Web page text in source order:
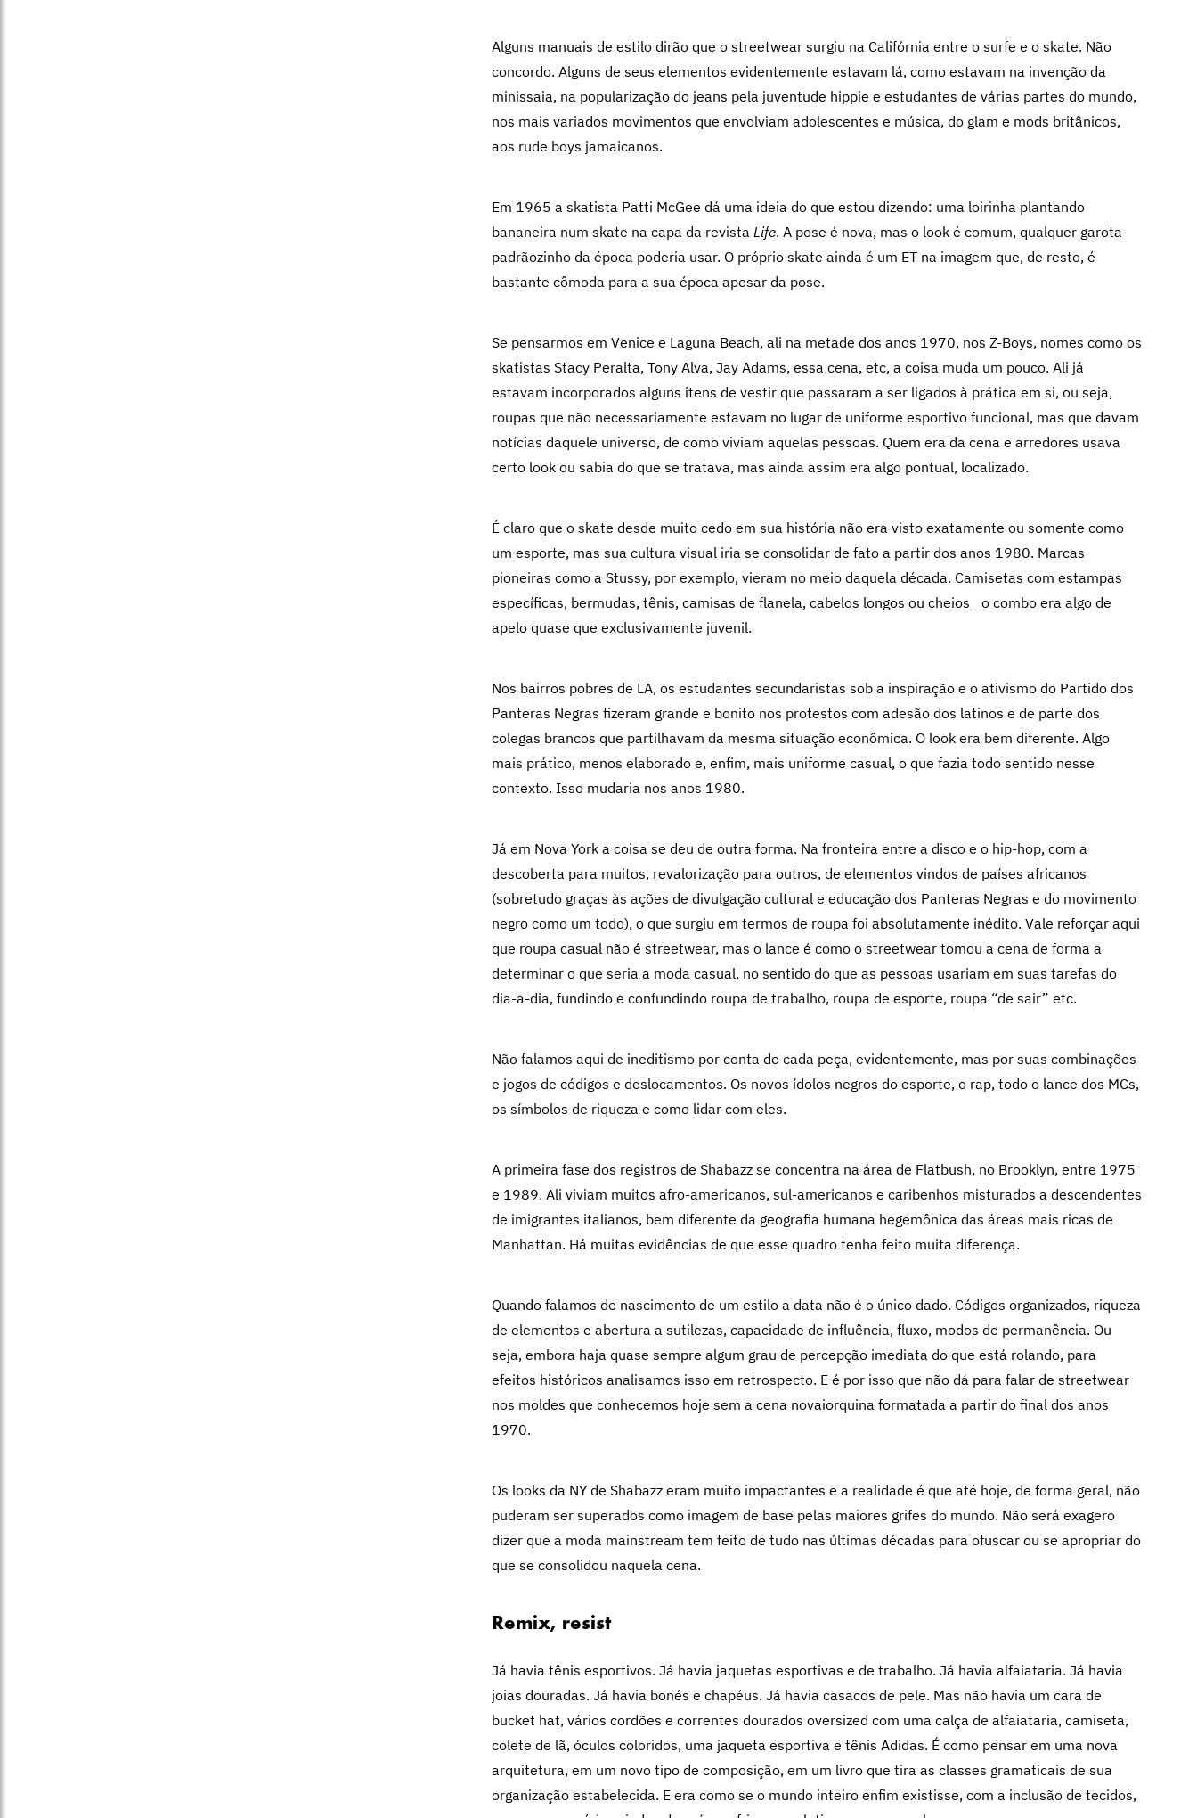
Alguns manuais de estilo dirão que o streetwear surgiu na Califórnia entre o surfe e o skate. Não
concordo. Alguns de seus elementos evidentemente estavam lá, como estavam na invenção da
minissaia, na popularização do jeans pela juventude hippie e estudantes de várias partes do mundo,
nos mais variados movimentos que envolviam adolescentes e música, do glam e mods britânicos,
aos rude boys jamaicanos.
Em 1965 a skatista Patti McGee dá uma ideia do que estou dizendo: uma loirinha plantando
bananeira num skate na capa da revista Life. A pose é nova, mas o look é comum, qualquer garota
padrãozinho da época poderia usar. O próprio skate ainda é um ET na imagem que, de resto, é
bastante cômoda para a sua época apesar da pose.
Se pensarmos em Venice e Laguna Beach, ali na metade dos anos 1970, nos Z-Boys, nomes como os
skatistas Stacy Peralta, Tony Alva, Jay Adams, essa cena, etc, a coisa muda um pouco. Ali já
estavam incorporados alguns itens de vestir que passaram a ser ligados à prática em si, ou seja,
roupas que não necessariamente estavam no lugar de uniforme esportivo funcional, mas que davam
notícias daquele universo, de como viviam aquelas pessoas. Quem era da cena e arredores usava
certo look ou sabia do que se tratava, mas ainda assim era algo pontual, localizado.
É claro que o skate desde muito cedo em sua história não era visto exatamente ou somente como
um esporte, mas sua cultura visual iria se consolidar de fato a partir dos anos 1980. Marcas
pioneiras como a Stussy, por exemplo, vieram no meio daquela década. Camisetas com estampas
específicas, bermudas, tênis, camisas de flanela, cabelos longos ou cheios_ o combo era algo de
apelo quase que exclusivamente juvenil.
Nos bairros pobres de LA, os estudantes secundaristas sob a inspiração e o ativismo do Partido dos
Panteras Negras fizeram grande e bonito nos protestos com adesão dos latinos e de parte dos
colegas brancos que partilhavam da mesma situação econômica. O look era bem diferente. Algo
mais prático, menos elaborado e, enfim, mais uniforme casual, o que fazia todo sentido nesse
contexto. Isso mudaria nos anos 1980.
Já em Nova York a coisa se deu de outra forma. Na fronteira entre a disco e o hip-hop, com a
descoberta para muitos, revalorização para outros, de elementos vindos de países africanos
(sobretudo graças às ações de divulgação cultural e educação dos Panteras Negras e do movimento
negro como um todo), o que surgiu em termos de roupa foi absolutamente inédito. Vale reforçar aqui
que roupa casual não é streetwear, mas o lance é como o streetwear tomou a cena de forma a
determinar o que seria a moda casual, no sentido do que as pessoas usariam em suas tarefas do
dia-a-dia, fundindo e confundindo roupa de trabalho, roupa de esporte, roupa “de sair” etc.
Não falamos aqui de ineditismo por conta de cada peça, evidentemente, mas por suas combinações
e jogos de códigos e deslocamentos. Os novos ídolos negros do esporte, o rap, todo o lance dos MCs,
os símbolos de riqueza e como lidar com eles.
A primeira fase dos registros de Shabazz se concentra na área de Flatbush, no Brooklyn, entre 1975
e 1989. Ali viviam muitos afro-americanos, sul-americanos e caribenhos misturados a descendentes
de imigrantes italianos, bem diferente da geografia humana hegemônica das áreas mais ricas de
Manhattan. Há muitas evidências de que esse quadro tenha feito muita diferença.
Quando falamos de nascimento de um estilo a data não é o único dado. Códigos organizados, riqueza
de elementos e abertura a sutilezas, capacidade de influência, fluxo, modos de permanência. Ou
seja, embora haja quase sempre algum grau de percepção imediata do que está rolando, para
efeitos históricos analisamos isso em retrospecto. E é por isso que não dá para falar de streetwear
nos moldes que conhecemos hoje sem a cena novaiorquina formatada a partir do final dos anos
1970.
Os looks da NY de Shabazz eram muito impactantes e a realidade é que até hoje, de forma geral, não
puderam ser superados como imagem de base pelas maiores grifes do mundo. Não será exagero
dizer que a moda mainstream tem feito de tudo nas últimas décadas para ofuscar ou se apropriar do
que se consolidou naquela cena.
Remix, resist
Já havia tênis esportivos. Já havia jaquetas esportivas e de trabalho. Já havia alfaiataria. Já havia
joias douradas. Já havia bonés e chapéus. Já havia casacos de pele. Mas não havia um cara de
bucket hat, vários cordões e correntes dourados oversized com uma calça de alfaiataria, camiseta,
colete de lã, óculos coloridos, uma jaqueta esportiva e tênis Adidas. É como pensar em uma nova
arquitetura, em um novo tipo de composição, em um livro que tira as classes gramaticais de sua
organização estabelecida. E era como se o mundo inteiro enfim existisse, com a inclusão de tecidos,